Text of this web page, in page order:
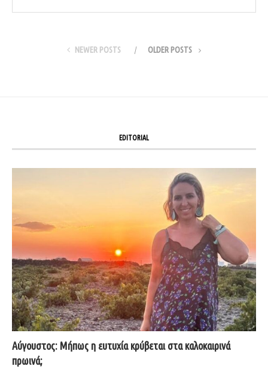
NEWER POSTS OLDER POSTS
EDITORIAL
Αύγουστος: Μήπως η ευτυχία κρύβεται στα καλοκαιρινά
πρωινά;